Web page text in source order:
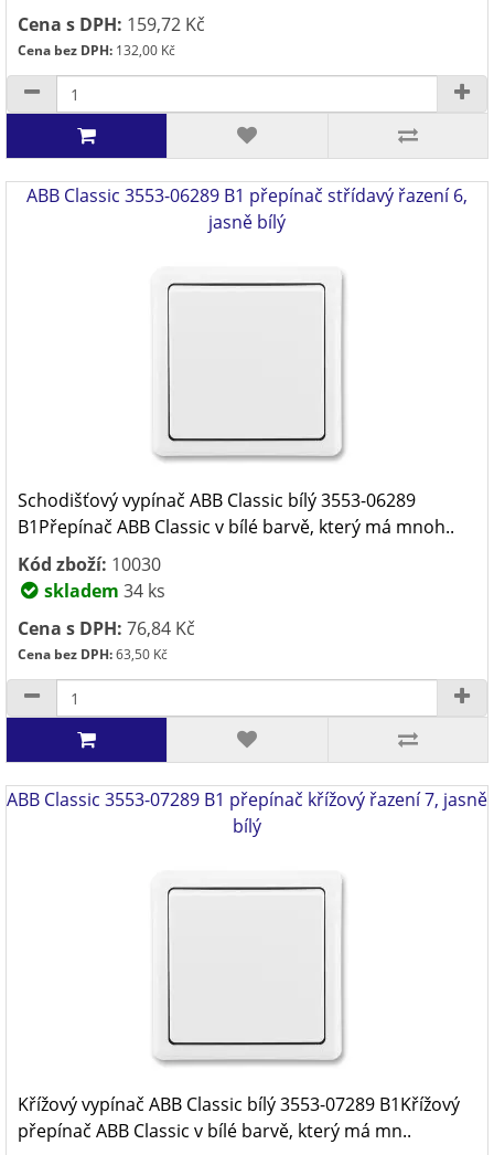
Cena s DPH: 159,72 Kč
Cena bez DPH: 132,00 Kč
ABB Classic 3553-06289 B1 přepínač střídavý řazení 6,
jasně bílý
Schodišťový vypínač ABB Classic bílý 3553-06289
B1Přepínač ABB Classic v bílé barvě, který má mnoh..
Kód zboží: 10030
skladem 34 ks
Cena s DPH: 76,84 Kč
Cena bez DPH:63,50 Kč
ABB Classic 3553-07289 B1 přepínač křížový řazení 7, jasně
bílý
Křížový vypínač ABB Classic bílý 3553-07289 B1Křížový
přepínač ABB Classic v bílé barvě, který má mn..